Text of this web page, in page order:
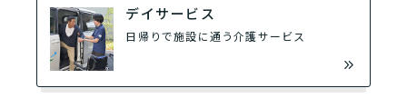
デイサービス
日帰りで施設に通う介護サービス